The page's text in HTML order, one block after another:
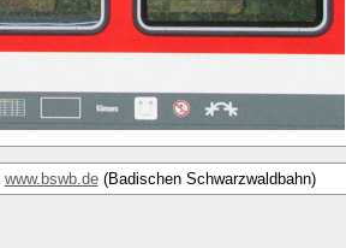
www.bswb.de(Badischen Schwarzwaldbahn)